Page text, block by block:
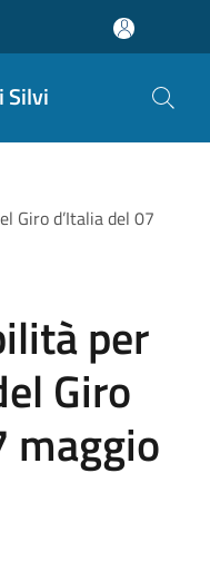
Silvi
Giro d’Italia del 07
per
Giro
maggio